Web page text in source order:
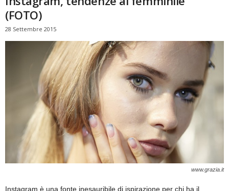
(FOTO)
28 Settembre 2015
www.grazia.it
Instagram è una fonte inesauribile di ispirazione per chi ha il